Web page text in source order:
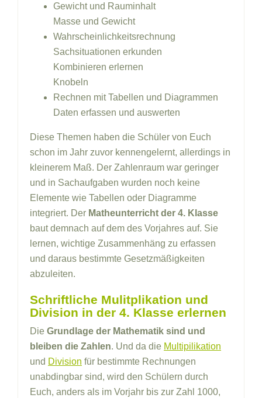
Gewicht und Rauminhalt
Masse und Gewicht
Wahrscheinlichkeitsrechnung
Sachsituationen erkunden
Kombinieren erlernen
Knobeln
Rechnen mit Tabellen und Diagrammen
Daten erfassen und auswerten
Diese Themen haben die Schüler von Euch
schon im Jahr zuvor kennengelernt, allerdings in
kleinerem Maß. Der Zahlenraum war geringer
und in Sachaufgaben wurden noch keine
Elemente wie Tabellen oder Diagramme
integriert. Der Matheunterricht der 4. Klasse
baut demnach auf dem des Vorjahres auf. Sie
lernen, wichtige Zusammenhäng zu erfassen
und daraus bestimmte Gesetzmäßigkeiten
abzuleiten.
Schriftliche Mulitplikation und
Division in der 4. Klasse erlernen
Die Grundlage der Mathematik sind und
bleiben die Zahlen. Und da die Multipilikation
und Division für bestimmte Rechnungen
unabdingbar sind, wird den Schülern durch
Euch, anders als im Vorjahr bis zur Zahl 1000,